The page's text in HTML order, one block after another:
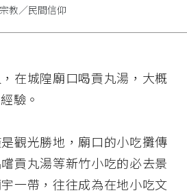
在城隍廟口喝貢丸湯，大概
驗。
觀光勝地，廟口的小吃攤傳
貢丸湯等新竹小吃的必去景
一帶，往往成為在地小吃文
宗教／民間信仰